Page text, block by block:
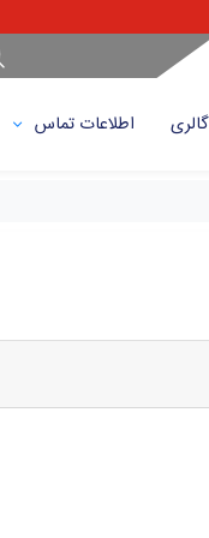
گالری اطلاعات تماس